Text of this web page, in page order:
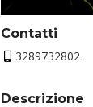
Contatti
3289732802
Descrizione